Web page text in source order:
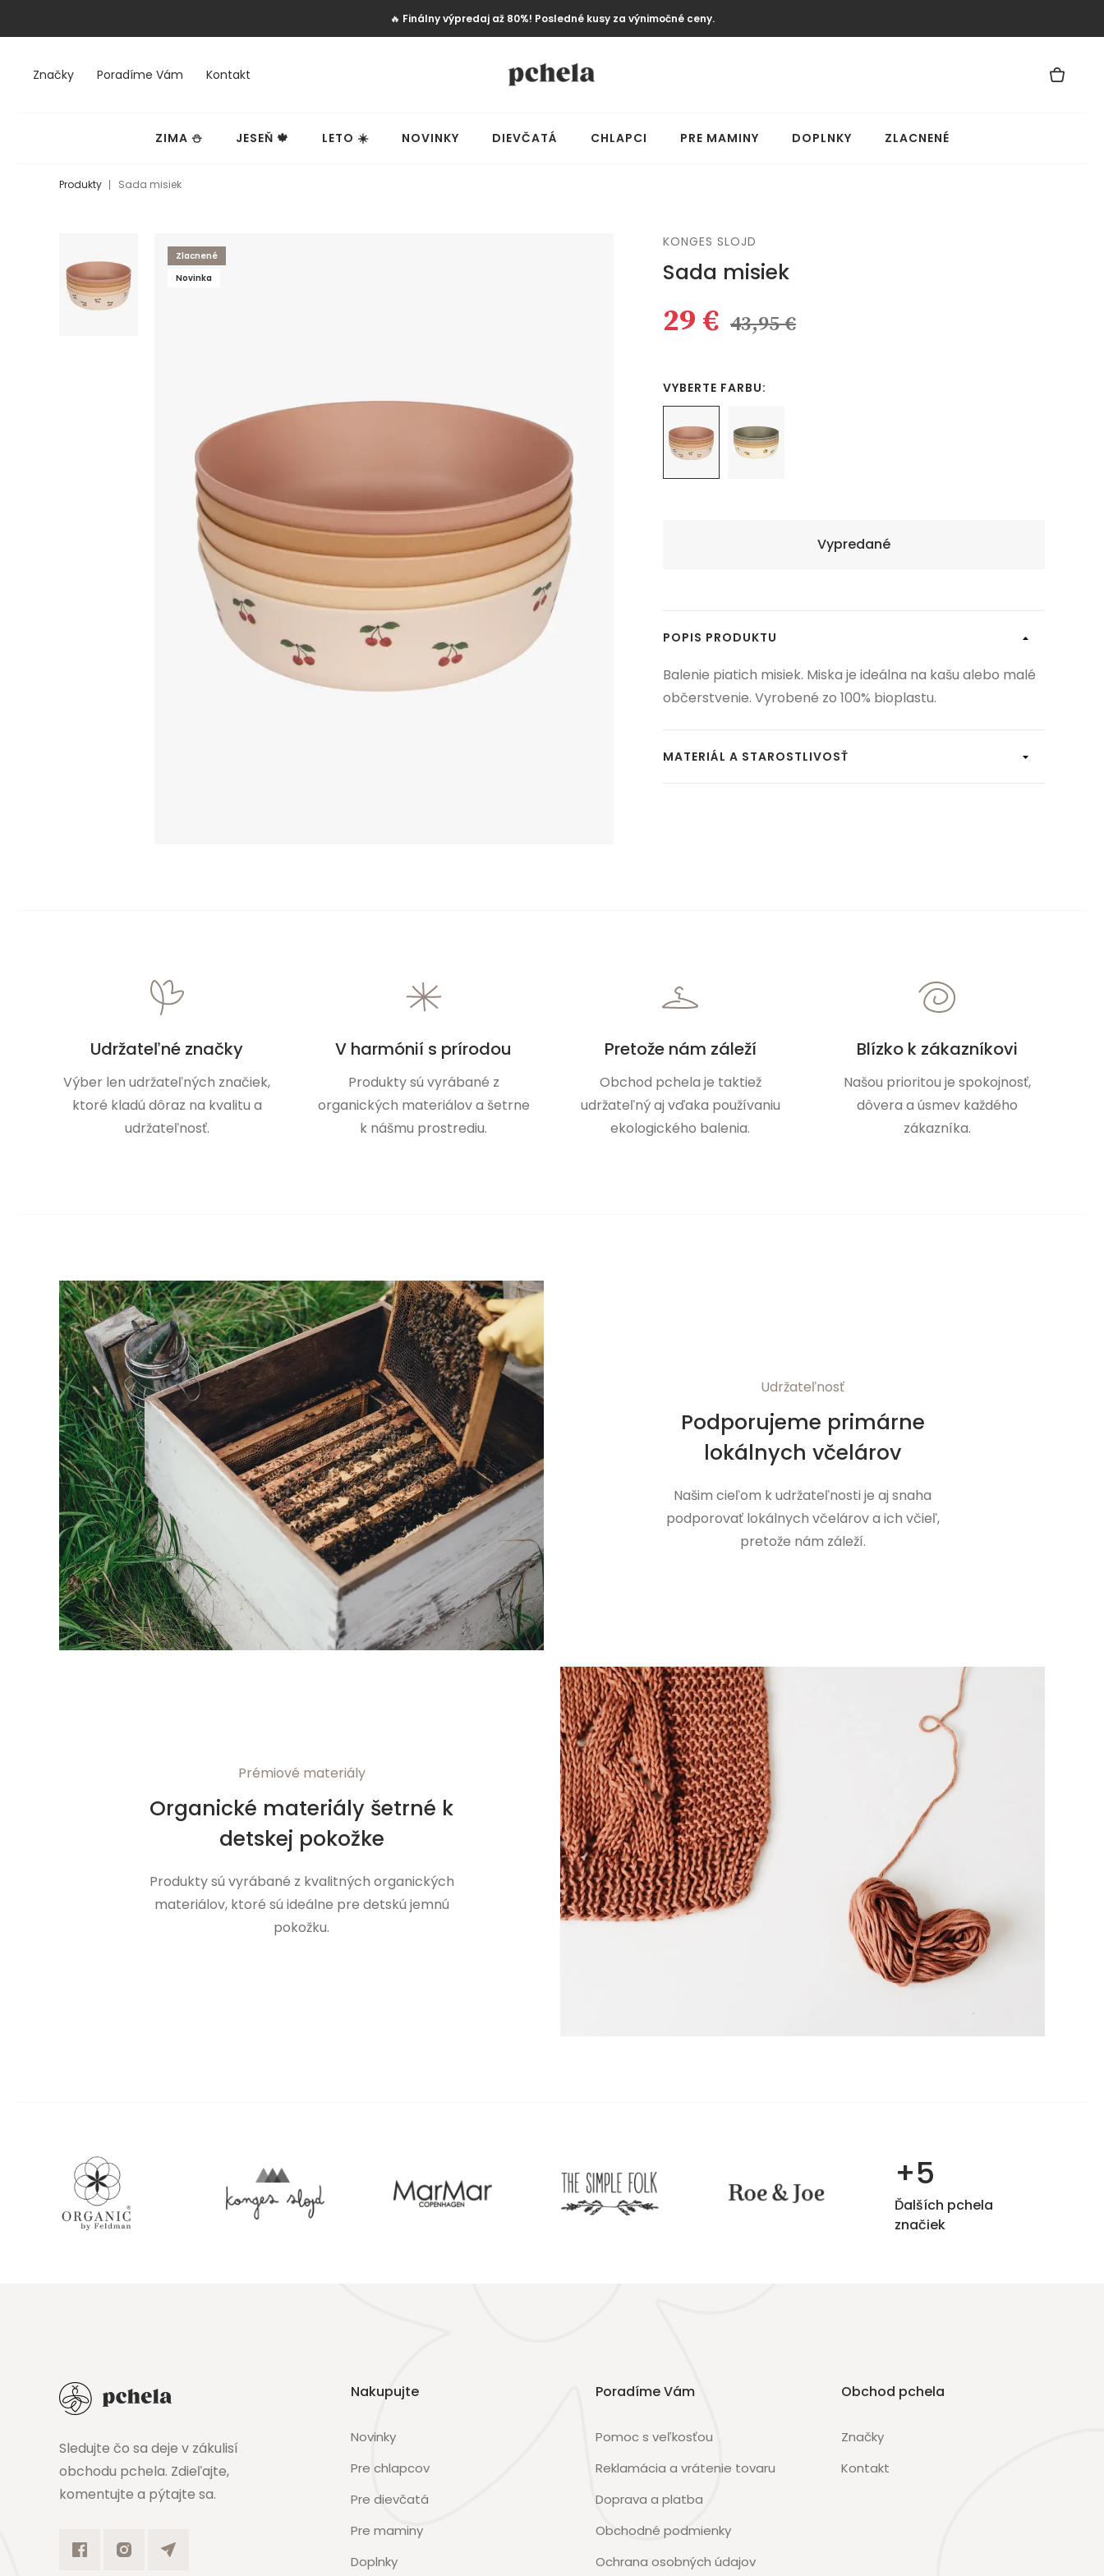
🔥 Finálny výpredaj až 80%! Posledné kusy za výnimočné ceny.
Značky Poradíme Vám Kontakt
ZIMA ⛄ JESEŇ 🍁 LETO ☀️ NOVINKY DIEVČATÁ CHLAPCI PRE MAMINY DOPLNKY ZLACNENÉ
Produkty Sada misiek
Zlacnené
Novinka
KONGES SLOJD
Sada misiek
29 € 43,95 €
VYBERTE FARBU:
Vypredané
POPIS PRODUKTU
Balenie piatich misiek. Miska je ideálna na kašu alebo malé
občerstvenie. Vyrobené zo 100% bioplastu.
MATERIÁL A STAROSTLIVOSŤ
Udržateľné značky
Výber len udržateľných značiek,
ktoré kladú dôraz na kvalitu a
udržateľnosť.
V harmónií s prírodou
Produkty sú vyrábané z
organických materiálov a šetrne
k nášmu prostrediu.
Pretože nám záleží
Obchod pchela je taktiež
udržateľný aj vďaka používaniu
ekologického balenia.
Blízko k zákazníkovi
Našou prioritou je spokojnosť,
dôvera a úsmev každého
zákazníka.
Udržateľnosť
Podporujeme primárne
lokálnych včelárov
Našim cieľom k udržateľnosti je aj snaha
podporovať lokálnych včelárov a ich včieľ,
pretože nám záleží.
Prémiové materiály
Organické materiály šetrné k
detskej pokožke
Produkty sú vyrábané z kvalitných organických
materiálov, ktoré sú ideálne pre detskú jemnú
pokožku.
+5
Ďalších pchela
značiek
Sledujte čo sa deje v zákulisí
obchodu pchela. Zdieľajte,
komentujte a pýtajte sa.
Nakupujte
Novinky
Pre chlapcov
Pre dievčatá
Pre maminy
Doplnky
Poradíme Vám
Pomoc s veľkosťou
Reklamácia a vrátenie tovaru
Doprava a platba
Obchodné podmienky
Ochrana osobných údajov
Obchod pchela
Značky
Kontakt